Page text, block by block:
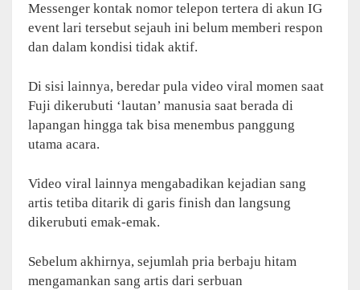
Messenger kontak nomor telepon tertera di akun IG
event lari tersebut sejauh ini belum memberi respon
dan dalam kondisi tidak aktif.
Di sisi lainnya, beredar pula video viral momen saat
Fuji dikerubuti ‘lautan’ manusia saat berada di
lapangan hingga tak bisa menembus panggung
utama acara.
Video viral lainnya mengabadikan kejadian sang
artis tetiba ditarik di garis finish dan langsung
dikerubuti emak-emak.
Sebelum akhirnya, sejumlah pria berbaju hitam
mengamankan sang artis dari serbuan